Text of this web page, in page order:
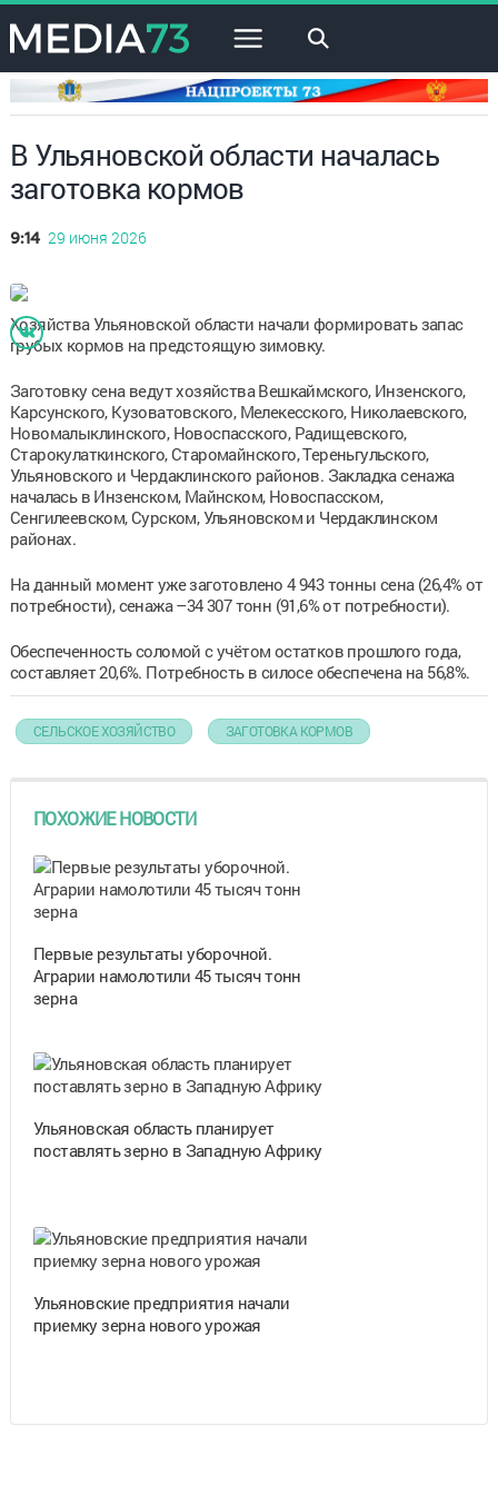
×
В Ульяновской области началась
заготовка кормов
9:14 29 июня 2026
Хозяйства Ульяновской области начали формировать запас
грубых кормов на предстоящую зимовку.
Заготовку сена ведут хозяйства Вешкаймского, Инзенского,
Карсунского, Кузоватовского, Мелекесского, Николаевского,
Новомалыклинского, Новоспасского, Радищевского,
Старокулаткинского, Старомайнского, Тереньгульского,
Ульяновского и Чердаклинского районов. Закладка сенажа
началась в Инзенском, Майнском, Новоспасском,
Сенгилеевском, Сурском, Ульяновском и Чердаклинском
районах.
На данный момент уже заготовлено 4 943 тонны сена (26,4% от
потребности), сенажа –34 307 тонн (91,6% от потребности).
Обеспеченность соломой с учётом остатков прошлого года,
составляет 20,6%. Потребность в силосе обеспечена на 56,8%.
СЕЛЬСКОЕ ХОЗЯЙСТВО ЗАГОТОВКА КОРМОВ
ПОХОЖИЕ НОВОСТИ
Первые результаты уборочной.
Аграрии намолотили 45 тысяч тонн
зерна
Ульяновская область планирует
поставлять зерно в Западную Африку
Ульяновские предприятия начали
приемку зерна нового урожая